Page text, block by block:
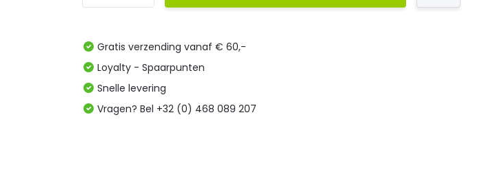
Gratis verzending vanaf € 60,-
Loyalty - Spaarpunten
Snelle levering
Vragen? Bel +32 (0) 468 089 207